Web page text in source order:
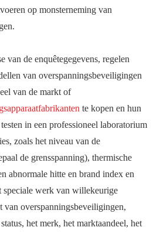
op monsterneming van
van de enquêtegegevens, regelen
van overspanningsbeveiligingen
van de markt of
te kopen en hun
in een professioneel laboratorium
zoals het niveau van de
de grensspanning), thermische
abnormale hitte en brand index en
speciale werk van willekeurige
van overspanningsbeveiligingen,
het merk, het marktaandeel, het